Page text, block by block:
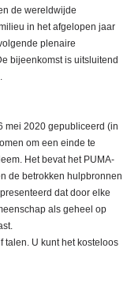
de wereldwijde
in het afgelopen jaar
plenaire
bijeenkomst is uitsluitend
mei 2020 gepubliceerd (in
om een einde te
Het bevat het PUMA-
de betrokken hulpbronnen
dat door elke
als geheel op
talen. U kunt het kosteloos